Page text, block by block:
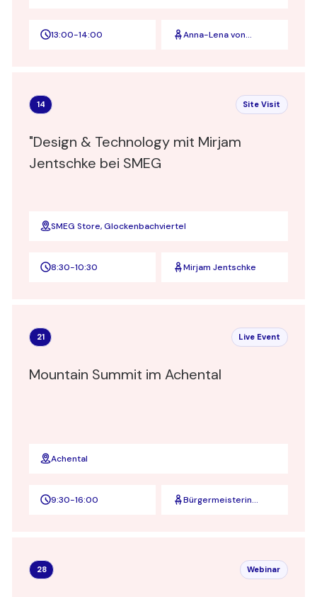
13:00-14:00
Anna-Lena von
14 Site Visit
"Design & Technology mit Mirjam
Jentschke bei SMEG
SMEG Store, Glockenbachviertel
8:30-10:30 Mirjam Jentschke
21 Live Event
Mountain Summit im Achental
Achental
9:30-16:00
Bürgermeisterin
28 Webinar